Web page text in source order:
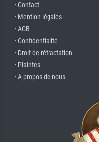
· Contact
· Mention légales
· AGB
· Confidentialité
· Droit de rétractation
· Plaintes
· A propos de nous